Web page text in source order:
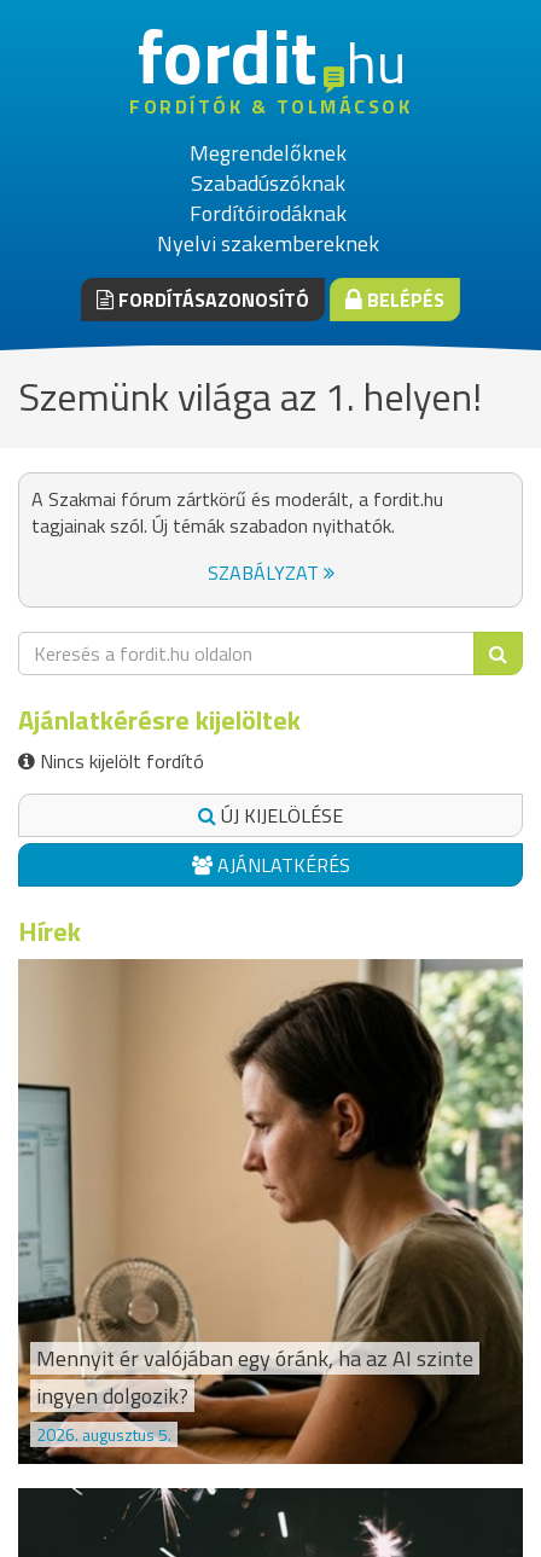
fordithu
FORDÍTÓK & TOLMÁCSOK
Megrendelőknek
Szabadúszóknak
Fordítóirodáknak
Nyelvi szakembereknek
FORDÍTÁSAZONOSÍTÓ BELÉPÉS
Szemünk világa az 1. helyen!
A Szakmai fórum zártkörű és moderált, a fordit.hu
tagjainak szól. Új témák szabadon nyithatók.
SZABÁLYZAT
Ajánlatkérésre kijelöltek
Nincs kijelölt fordító
ÚJ KIJELÖLÉSE
AJÁNLATKÉRÉS
Hírek
Mennyit ér valójában egy óránk, ha az AI szinte
ingyen dolgozik?
2026. augusztus 5.